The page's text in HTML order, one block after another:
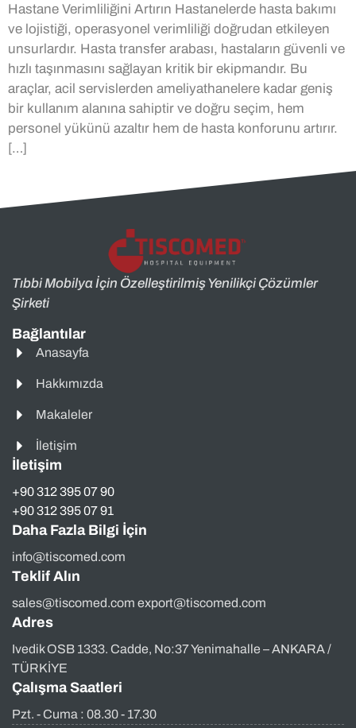
Hastane Verimliliğini Artırın Hastanelerde hasta bakımı
ve lojistiği, operasyonel verimliliği doğrudan etkileyen
unsurlardır. Hasta transfer arabası, hastaların güvenli ve
hızlı taşınmasını sağlayan kritik bir ekipmandır. Bu
araçlar, acil servislerden ameliyathanelere kadar geniş
bir kullanım alanına sahiptir ve doğru seçim, hem
personel yükünü azaltır hem de hasta konforunu artırır.
[…]
Tıbbi Mobilya İçin Özelleştirilmiş Yenilikçi Çözümler
Şirketi
Bağlantılar
Anasayfa
Hakkımızda
Makaleler
İletişim
İletişim
+90 312 395 07 90
+90 312 395 07 91
Daha Fazla Bilgi İçin
info@tiscomed.com
Teklif Alın
sales@tiscomed.com export@tiscomed.com
Adres
Ivedik OSB 1333. Cadde, No:37 Yenimahalle – ANKARA /
TÜRKİYE
Çalışma Saatleri
Pzt. - Cuma : 08.30 - 17.30